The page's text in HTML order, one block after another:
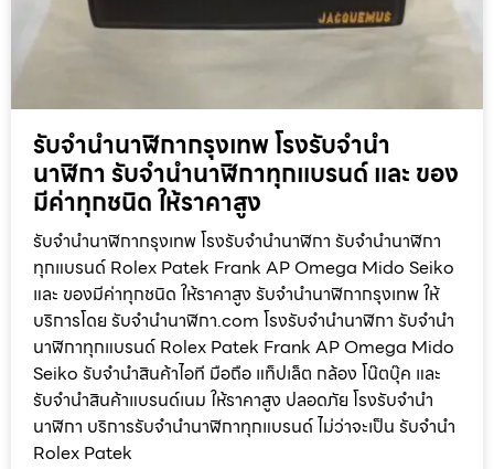
รับจำนำนาฬิกากรุงเทพ โรงรับจำนำ
นาฬิกา รับจำนำนาฬิกาทุกแบรนด์ และ ของ
มีค่าทุกชนิด ให้ราคาสูง
รับจำนำนาฬิกากรุงเทพ โรงรับจำนำนาฬิกา รับจำนำนาฬิกา
ทุกแบรนด์ Rolex Patek Frank AP Omega Mido Seiko
และ ของมีค่าทุกชนิด ให้ราคาสูง รับจำนำนาฬิกากรุงเทพ ให้
บริการโดย รับจํานํานาฬิกา.com โรงรับจำนำนาฬิกา รับจำนำ
นาฬิกาทุกแบรนด์ Rolex Patek Frank AP Omega Mido
Seiko รับจำนำสินค้าไอที มือถือ แท็ปเล็ต กล้อง โน๊ตบุ๊ค และ
รับจำนำสินค้าแบรนด์เนม ให้ราคาสูง ปลอดภัย โรงรับจำนำ
นาฬิกา บริการรับจำนำนาฬิกาทุกแบรนด์ ไม่ว่าจะเป็น รับจำนำ
Rolex Patek